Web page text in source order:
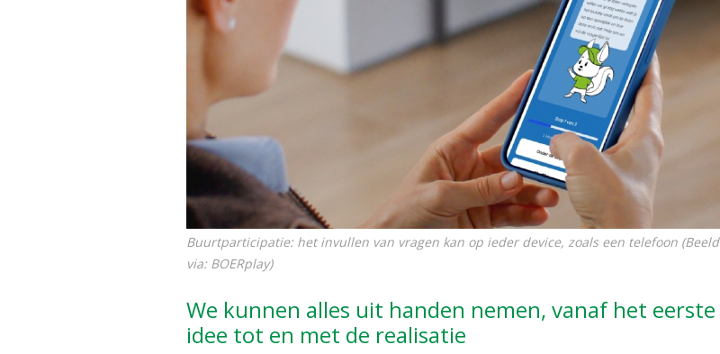
Buurtparticipatie: het invullen van vragen kan op ieder device, zoals een telefoon (Beeld
via: BOERplay)
We kunnen alles uit handen nemen, vanaf het eerste
idee tot en met de realisatie